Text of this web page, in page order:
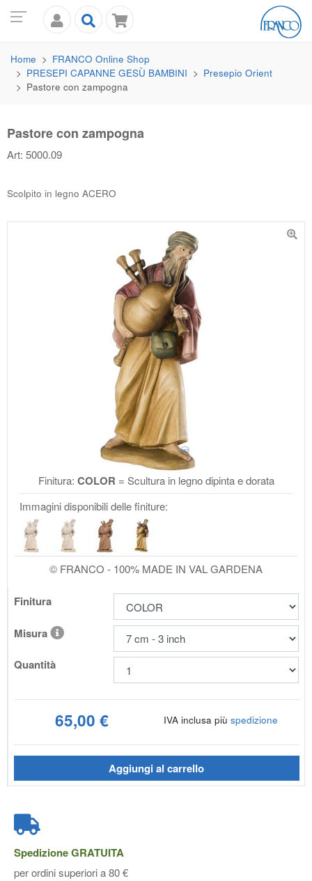
Home FRANCO Online Shop
PRESEPI CAPANNE GESÙ BAMBINI
Presepio Orient
Pastore con zampogna
Pastore con zampogna
Art: 5000.09
Scolpito in legno ACERO
Finitura: COLOR = Scultura in legno dipinta e dorata
Immagini disponibili delle finiture:
© FRANCO - 100% MADE IN VAL GARDENA
Finitura
Misura
Quantità
65,00 € IVA inclusa più spedizione
Aggiungi al carrello
SpedizioneGRATUITA
per ordini superiori a 80 €